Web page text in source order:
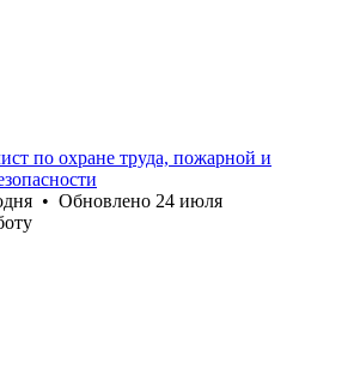
по охране труда, пожарной и
• Обновлено 24 июля